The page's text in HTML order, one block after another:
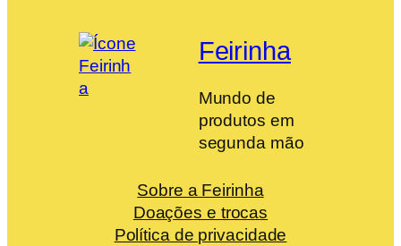
Feirinha
Mundo de
produtos em
segunda mão
Sobre a Feirinha
Doações e trocas
Política de privacidade